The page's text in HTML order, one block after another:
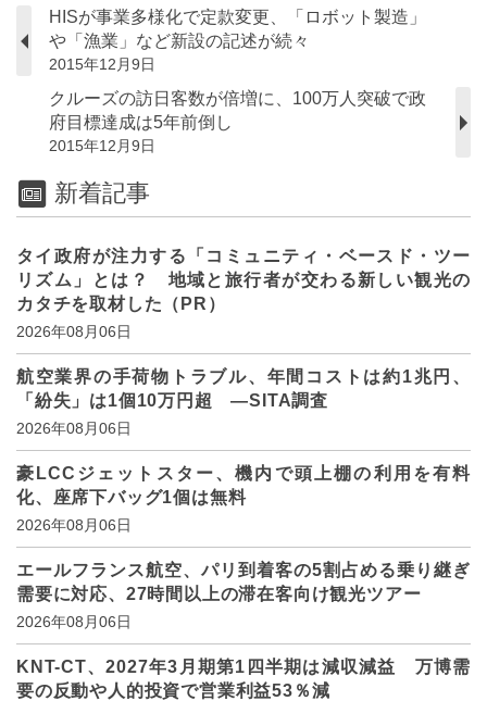
HISが事業多様化で定款変更、「ロボット製造」
や「漁業」など新設の記述が続々
2015年12月9日
クルーズの訪日客数が倍増に、100万人突破で政
府目標達成は5年前倒し
2015年12月9日
新着記事
タイ政府が注力する「コミュニティ・ベースド・ツー
リズム」とは？ 地域と旅行者が交わる新しい観光の
カタチを取材した（PR）
2026年08月06日
航空業界の手荷物トラブル、年間コストは約1兆円、
「紛失」は1個10万円超 ―SITA調査
2026年08月06日
豪LCCジェットスター、機内で頭上棚の利用を有料
化、座席下バッグ1個は無料
2026年08月06日
エールフランス航空、パリ到着客の5割占める乗り継ぎ
需要に対応、27時間以上の滞在客向け観光ツアー
2026年08月06日
KNT-CT、2027年3月期第1四半期は減収減益 万博需
要の反動や人的投資で営業利益53％減